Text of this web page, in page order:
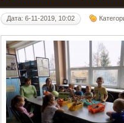
Дата: 6-11-2019, 10:02